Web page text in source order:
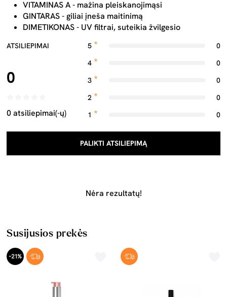
VITAMINAS A - mažina pleiskanojimąsi
GINTARAS - giliai įneša maitinimą
DIMETIKONAS - UV filtrai, suteikia žvilgesio
ATSILIEPIMAI
0
0 atsiliepimai(-ų)
5
0
4
0
3
0
2
0
1
0
PALIKTI ATSILIEPIMĄ
Nėra rezultatų!
Susijusios prekės
-21%